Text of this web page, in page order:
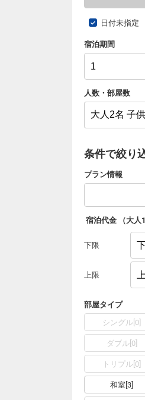
日付未指定
宿泊期間
人数・部屋数
条件で絞り
プラン情報
宿泊代金 （大人
下限
上限
部屋タイプ
シングル[0]
ダブル[0]
トリプル[0]
和室[3]